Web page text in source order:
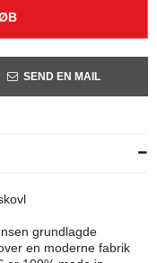
SEND EN MAIL
grundlagde
en moderne fabrik